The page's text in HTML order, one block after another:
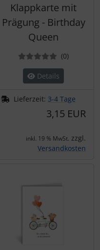
Klappkarte mit
Prägung - Birthday
Queen
(0)
Details
Lieferzeit: 3-4 Tage
3,15 EUR
inkl. 19 % MwSt. zzgl.
Versandkosten